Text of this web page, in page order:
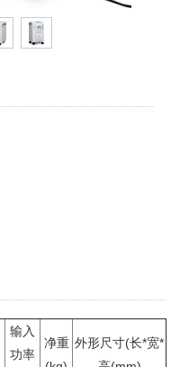
输入
功率
净重 外形尺寸(长*宽*